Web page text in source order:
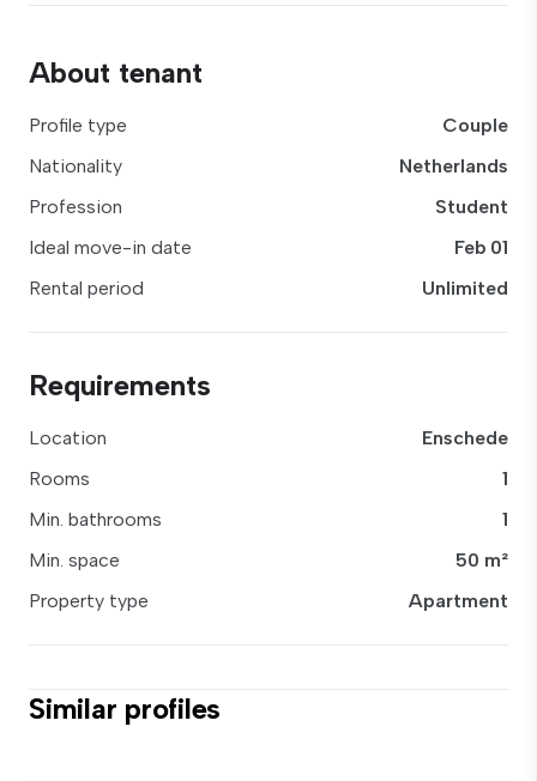
About tenant
Profile type
Couple
Nationality
Netherlands
Profession
Student
Ideal move-in date
Feb 01
Rental period
Unlimited
Requirements
Location
Enschede
Rooms
1
Min. bathrooms
1
Min. space
50 m²
Property type
Apartment
Similar profiles